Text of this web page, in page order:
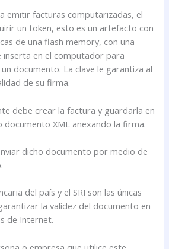
emitir facturas computarizadas, el
un token, esto es un artefacto con
de una flash memory, con una
inserta en el computador para
documento. La clave le garantiza al
de su firma.
debe crear la factura y guardarla en
XML anexando la firma.
dicho documento por medio de
del país y el SRI son las únicas
la validez del documento en
de Internet.